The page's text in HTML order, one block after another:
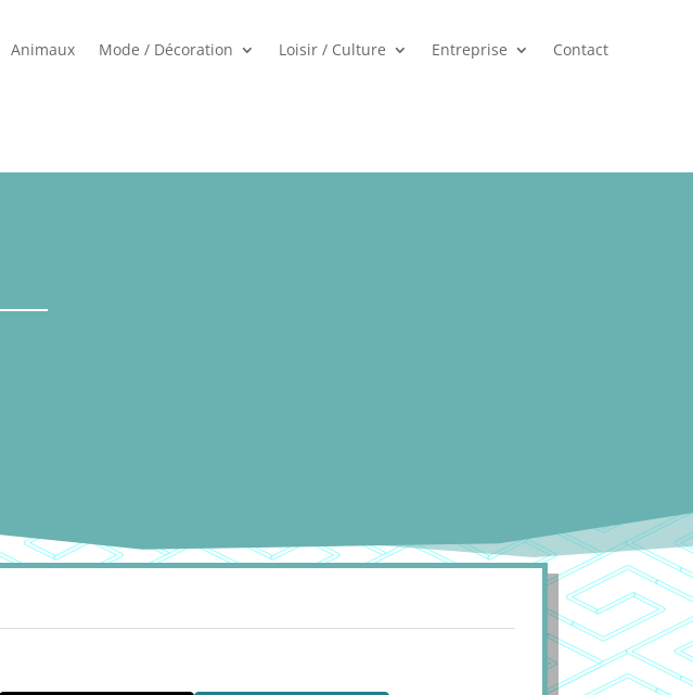
Animaux Mode / Décoration Loisir / Culture Entreprise Contact